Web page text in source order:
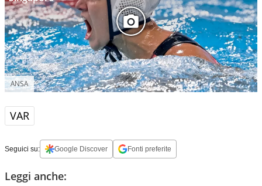
ANSA
VAR
Seguici su: Google Discover Fonti preferite
Leggi anche: